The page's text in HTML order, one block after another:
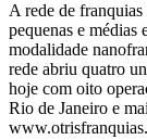
A rede de
pequenas e médias
modalidade
rede abriu quatro
hoje com oito
Rio de Janeiro e